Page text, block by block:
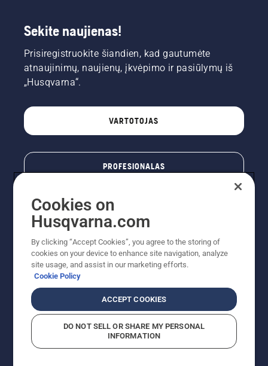
Sekite naujienas!
Prisiregistruokite šiandien, kad gautumėte
atnaujinimų, naujienų, įkvėpimo ir pasiūlymų iš
„Husqvarna“.
VARTOTOJAS
PROFESIONALAS
© „Husqvarna AB“ (leid). Visos teisės priklauso autoriui.
Nurodoma rekomenduojama mažmeninė kaina (RMK),
įskaitant PVM. RMK yra kaina, už kurią gamintojas
rekomenduoja pardavėjui parduoti prekę. UAB
"Husqvarna Lietuva" prekių vartotojams neparduoda,
Cookies on
Husqvarna.com
By clicking “Accept Cookies”, you agree to the storing of
cookies on your device to enhance site navigation, analyze
site usage, and assist in our marketing efforts.
Cookie Policy
ACCEPT COOKIES
DO NOT SELL OR SHARE MY PERSONAL
INFORMATION